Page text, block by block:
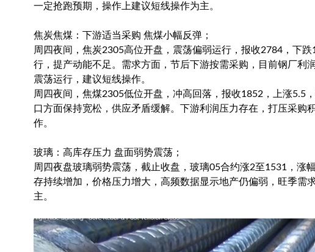
一定抢跑预期，操作上建议短线操作为主。
焦炭焦煤：下游适当采购 焦煤小幅反弹；
周四夜间，焦炭2305高位开盘，震荡偏弱运行，报收2784，下
行，提产动能不足。需求方面，节后下游按需采购，目前钢厂利
震荡运行，建议短线操作。
周四夜间，焦煤2305低位开盘，冲高回落，报收1852，上涨5.5
口方面保持宽松，供应矛盾缓解。下游利润压力存在，打压采购
作。
玻璃：高库存压力 盘面弱势震荡；
周四夜盘玻璃弱势震荡，截止收盘，玻璃05合约涨2至1531，涨
存持续增加，价格压力增大，高频数据显示地产仍偏弱，旺季需
主。